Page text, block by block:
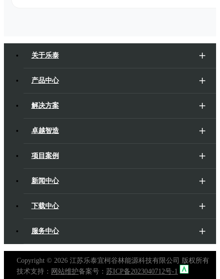
关于乐泰
产品中心
解决方案
卓越智造
项目案例
新闻中心
下载中心
服务中心
Copyright ©2026 江苏乐泰宜柯谷林能源科技有限公司 版权所有
技术支持： 网站维护备案号：苏ICP备2023040712号-1